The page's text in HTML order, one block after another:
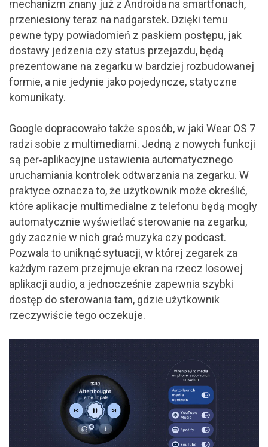
mechanizm znany już z Androida na smartfonach,
przeniesiony teraz na nadgarstek. Dzięki temu
pewne typy powiadomień z paskiem postępu, jak
dostawy jedzenia czy status przejazdu, będą
prezentowane na zegarku w bardziej rozbudowanej
formie, a nie jedynie jako pojedyncze, statyczne
komunikaty.
Google dopracowało także sposób, w jaki Wear OS 7
radzi sobie z multimediami. Jedną z nowych funkcji
są per‑aplikacyjne ustawienia automatycznego
uruchamiania kontrolek odtwarzania na zegarku. W
praktyce oznacza to, że użytkownik może określić,
które aplikacje multimedialne z telefonu będą mogły
automatycznie wyświetlać sterowanie na zegarku,
gdy zacznie w nich grać muzyka czy podcast.
Pozwala to uniknąć sytuacji, w której zegarek za
każdym razem przejmuje ekran na rzecz losowej
aplikacji audio, a jednocześnie zapewnia szybki
dostęp do sterowania tam, gdzie użytkownik
rzeczywiście tego oczekuje.